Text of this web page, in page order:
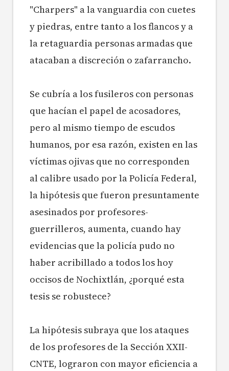
"Charpers" a la vanguardia con cuetes
y piedras, entre tanto a los flancos y a
la retaguardia personas armadas que
atacaban a discreción o zafarrancho.
Se cubría a los fusileros con personas
que hacían el papel de acosadores,
pero al mismo tiempo de escudos
humanos, por esa razón, existen en las
víctimas ojivas que no corresponden
al calibre usado por la Policía Federal,
la hipótesis que fueron presuntamente
asesinados por profesores-
guerrilleros, aumenta, cuando hay
evidencias que la policía pudo no
haber acribillado a todos los hoy
occisos de Nochixtlán, ¿porqué esta
tesis se robustece?
La hipótesis subraya que los ataques
de los profesores de la Sección XXII-
CNTE, lograron con mayor eficiencia a